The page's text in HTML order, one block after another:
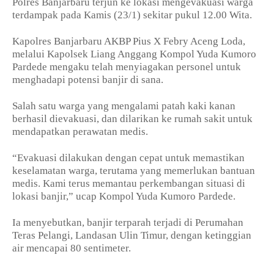
terdampak pada Kamis (23/1) sekitar pukul 12.00 Wita.
Kapolres Banjarbaru AKBP Pius X Febry Aceng Loda,
melalui Kapolsek Liang Anggang Kompol Yuda Kumoro
Pardede mengaku telah menyiagakan personel untuk
menghadapi potensi banjir di sana.
Salah satu warga yang mengalami patah kaki kanan
berhasil dievakuasi, dan dilarikan ke rumah sakit untuk
mendapatkan perawatan medis.
“Evakuasi dilakukan dengan cepat untuk memastikan
keselamatan warga, terutama yang memerlukan bantuan
medis. Kami terus memantau perkembangan situasi di
lokasi banjir,” ucap Kompol Yuda Kumoro Pardede.
Ia menyebutkan, banjir terparah terjadi di Perumahan
Teras Pelangi, Landasan Ulin Timur, dengan ketinggian
air mencapai 80 sentimeter.